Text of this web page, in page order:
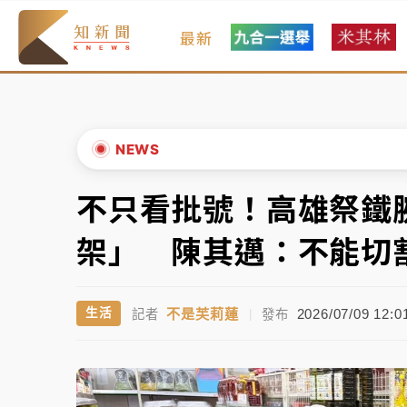
最新
NEWS
中信慈善基金會想增加董事人數！辜仲諒向
故宮《龍藏經》特展第2檔！今線上預約開
台東農業處長涉圖利渡假村！東檢抗告成功
女律師陳昱瑄詐慈濟10億！黃金158kg遭查
中信慈善基金會想增加董事人數！辜仲諒向
▼
不只看批號！高雄祭
架」 陳其邁：不能切
生活 記者 不是芙莉蓮 | 發布 2026/07/09